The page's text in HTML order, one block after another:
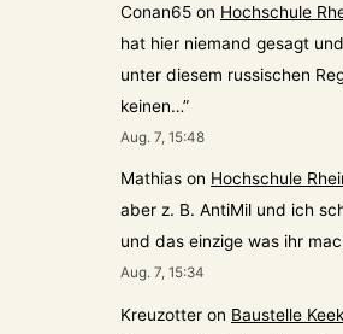
Conan65 on Hochschule
hat hier niemand gesagt
unter diesem russischen
keinen…”
Aug. 7, 15:48
Mathias on Hochschule
aber z. B. AntiMil und ich
und das einzige was ihr
Aug. 7, 15:34
Kreuzotter on Baustelle